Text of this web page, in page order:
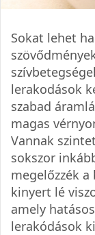
Sokat lehet
lerakodások
szabad
magas
Vannak
sokszor
megelőzzék
kinyert lé
amely
lerakódások